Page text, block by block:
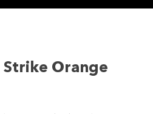
Strike Orange